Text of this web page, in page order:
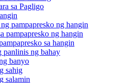
sa Pagligo
pampapresko ng hangin
pampapresko ng hangin
sa hangin
panlinis ng bahay
banyo
sahig
salamin